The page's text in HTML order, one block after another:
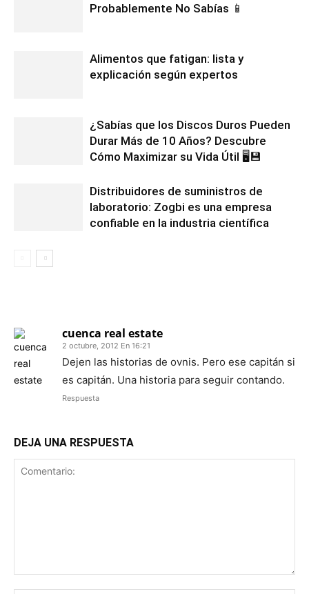
Probablemente No Sabías 📱
Alimentos que fatigan: lista y
explicación según expertos
¿Sabías que los Discos Duros Pueden
Durar Más de 10 Años? Descubre
Cómo Maximizar su Vida Útil 🖥️💾
Distribuidores de suministros de
laboratorio: Zogbi es una empresa
confiable en la industria científica
cuenca real estate
2 octubre, 2012 En 16:21
Dejen las historias de ovnis. Pero ese capitán si
es capitán. Una historia para seguir contando.
Respuesta
DEJA UNA RESPUESTA